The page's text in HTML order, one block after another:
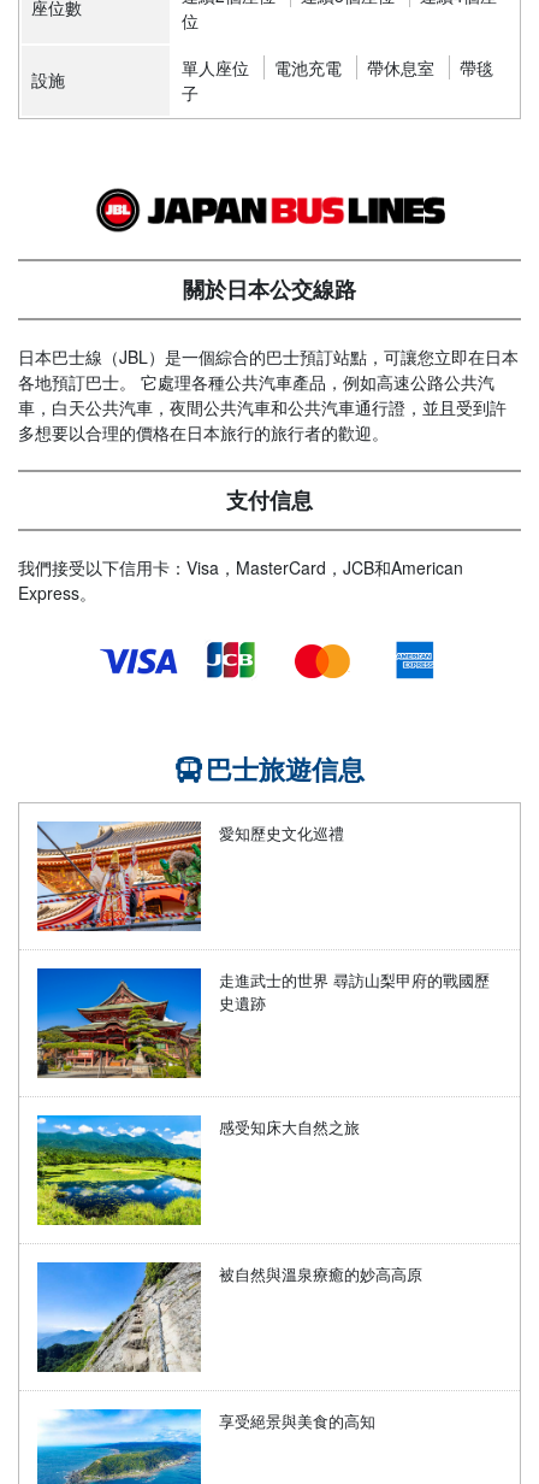
座位數
位
設施 單人座位 電池充電 帶休息室
帶毯
子
關於日本公交線路
日本巴士線（JBL）是一個綜合的巴士預訂站點，可讓您立即在日本
各地預訂巴士。 它處理各種公共汽車產品，例如高速公路公共汽
車，白天公共汽車，夜間公共汽車和公共汽車通行證，並且受到許
多想要以合理的價格在日本旅行的旅行者的歡迎。
支付信息
我們接受以下信用卡：Visa，MasterCard，JCB和American
Express。
巴士旅遊信息
愛知歷史文化巡禮
走進武士的世界 尋訪山梨甲府的戰國歷
史遺跡
感受知床大自然之旅
被自然與溫泉療癒的妙高高原
享受絕景與美食的高知